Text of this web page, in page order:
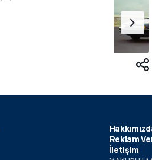
Reklam
İletişim